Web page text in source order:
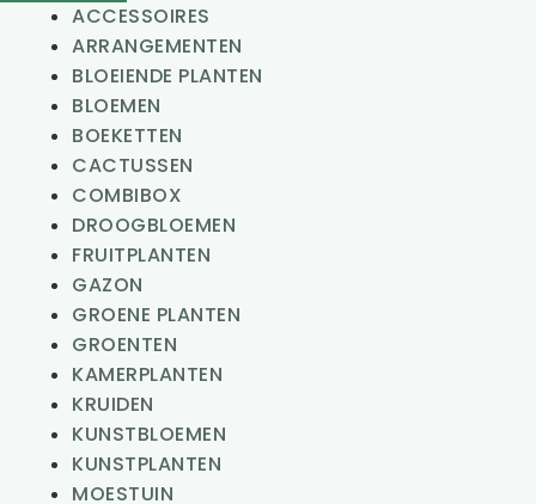
ACCESSOIRES
ARRANGEMENTEN
BLOEIENDE PLANTEN
BLOEMEN
BOEKETTEN
CACTUSSEN
COMBIBOX
DROOGBLOEMEN
FRUITPLANTEN
GAZON
GROENE PLANTEN
GROENTEN
KAMERPLANTEN
KRUIDEN
KUNSTBLOEMEN
KUNSTPLANTEN
MOESTUIN